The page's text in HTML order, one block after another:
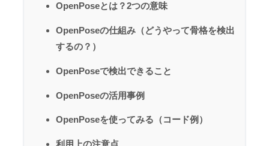
OpenPoseとは？2つの意味
OpenPoseの仕組み（どうやって骨格を検出
するの？）
OpenPoseで検出できること
OpenPoseの活用事例
OpenPoseを使ってみる（コード例）